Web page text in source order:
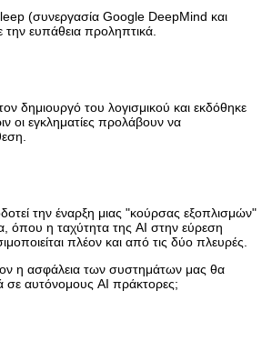
(συνεργασία Google DeepMind και
ευπάθεια προληπτικά.
δημιουργό του λογισμικού και εκδόθηκε
οι εγκληματίες προλάβουν να
την έναρξη μιας "κούρσας εξοπλισμών"
όπου η ταχύτητα της AI στην εύρεση
πλέον και από τις δύο πλευρές.
η ασφάλεια των συστημάτων μας θα
σε αυτόνομους AI πράκτορες;